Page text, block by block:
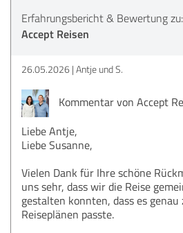
Erfahrungsbericht & Bewertung zu:
Accept Reisen
26.05.2026 Antje und S.
Kommentar von Accept
Liebe Antje,
Liebe Susanne,
Vielen Dank für Ihre schöne
uns sehr, dass wir die Reise
gestalten konnten, dass es genau
Reiseplänen passte.